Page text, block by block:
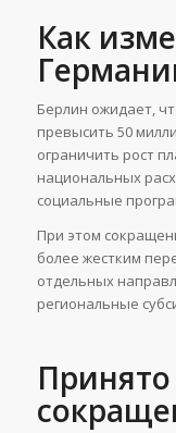
Как
Берлин ожидает,
превысить 50
ограничить рост
национальных
социальные
При этом
более жестким
отдельных
региональные